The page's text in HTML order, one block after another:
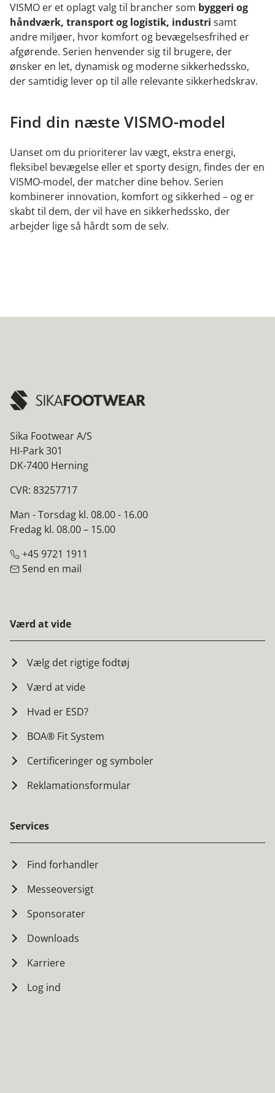
VISMO er et oplagt valg til brancher som byggeri og
håndværk, transport og logistik, industri samt
andre miljøer, hvor komfort og bevægelsesfrihed er
afgørende. Serien henvender sig til brugere, der
ønsker en let, dynamisk og moderne sikkerhedssko,
der samtidig lever op til alle relevante sikkerhedskrav.
Find din næste VISMO-model
Uanset om du prioriterer lav vægt, ekstra energi,
fleksibel bevægelse eller et sporty design, findes der en
VISMO-model, der matcher dine behov. Serien
kombinerer innovation, komfort og sikkerhed – og er
skabt til dem, der vil have en sikkerhedssko, der
arbejder lige så hårdt som de selv.
Sika Footwear A/S
HI-Park 301
DK-7400 Herning
CVR: 83257717
Man - Torsdag kl. 08.00 - 16.00
Fredag kl. 08.00 – 15.00
+45 9721 1911
Send en mail
Værd at vide
Vælg det rigtige fodtøj
Værd at vide
Hvad er ESD?
BOA® Fit System
Certificeringer og symboler
Reklamationsformular
Services
Find forhandler
Messeoversigt
Sponsorater
Downloads
Karriere
Log ind